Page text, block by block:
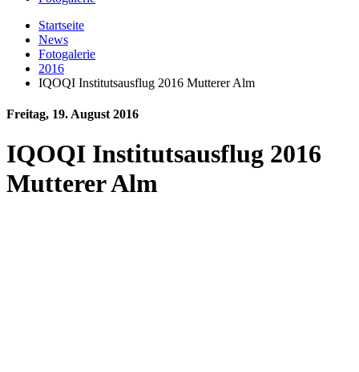
Startseite
News
Fotogalerie
2016
IQOQI Institutsausflug 2016 Mutterer Alm
Freitag, 19. August 2016
IQOQI Institutsausflug 2016
Mutterer Alm